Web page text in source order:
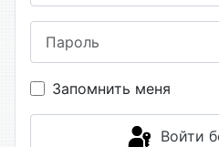
Запомнить меня
Войти